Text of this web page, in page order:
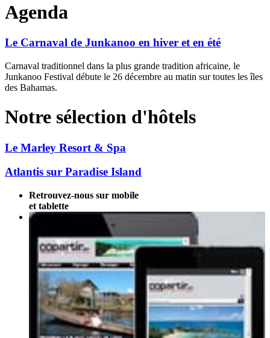
Agenda
Le Carnaval de Junkanoo en hiver et en été
Carnaval traditionnel dans la plus grande tradition africaine, le
Junkanoo Festival débute le 26 décembre au matin sur toutes les îles
des Bahamas.
Notre sélection d'hôtels
Le Marley Resort & Spa
Atlantis sur Paradise Island
Retrouvez-nous sur mobile
et tablette